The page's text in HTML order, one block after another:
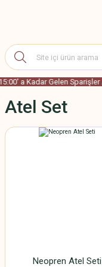
a Kadar Gelen Sparişler
Atel Set
Neopren Atel Seti